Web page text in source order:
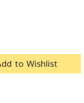
to Wishlist